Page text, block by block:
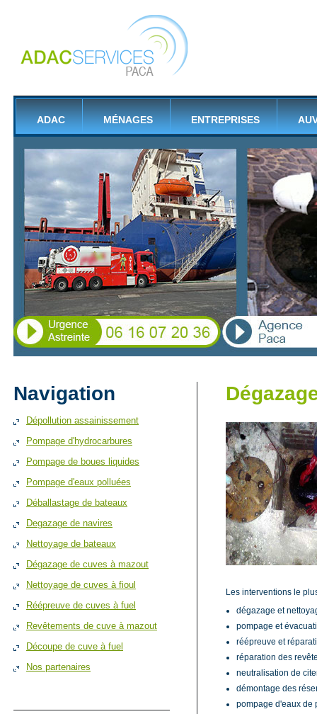
ADAC MÉNAGES ENTREPRISES
Navigation
Dépollution assainissement
Pompage d'hydrocarbures
Pompage de boues liquides
Pompage d'eaux polluées
Déballastage de bateaux
Degazage de navires
Nettoyage de bateaux
Dégazage de cuves à mazout
Nettoyage de cuves à fioul
Réépreuve de cuves à fuel
Revêtements de cuve à mazout
Découpe de cuve à fuel
Nos partenaires
Les interventions le
dégazage et
pompage et
réépreuve et
réparation des
neutralisation de
démontage des
pompage d'eaux de